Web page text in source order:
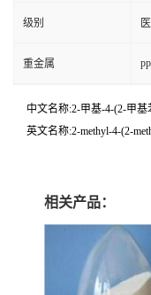
级别
重金属
中文名称:2-甲基-4-(2-甲
英文名称:2-methyl-4-(2-
相关产品：